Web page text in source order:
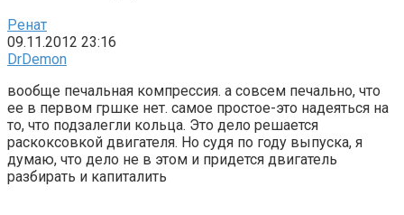
Ренат
09.11.2012 23:16
DrDemon
вообще печальная компрессия. а совсем печально, что
ее в первом гршке нет. самое простое-это надеяться на
то, что подзалегли кольца. Это дело решается
раскоксовкой двигателя. Но судя по году выпуска, я
думаю, что дело не в этом и придется двигатель
разбирать и капиталить